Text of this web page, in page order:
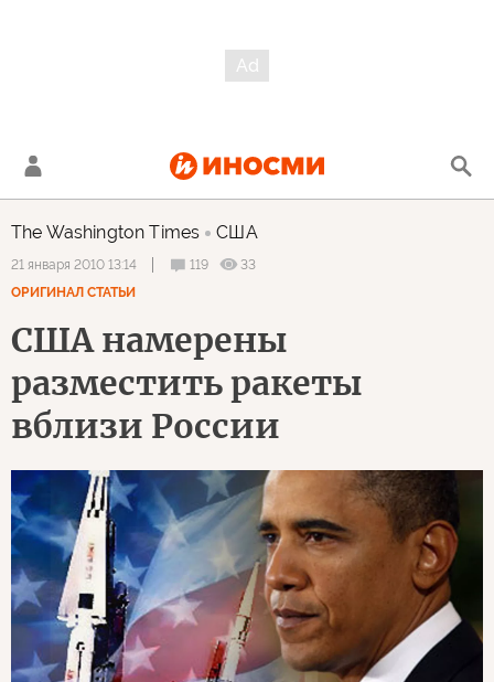
The Washington Times США
21 января 2010 13:14 119
33
ОРИГИНАЛ СТАТЬИ
США намерены
разместить ракеты
вблизи России